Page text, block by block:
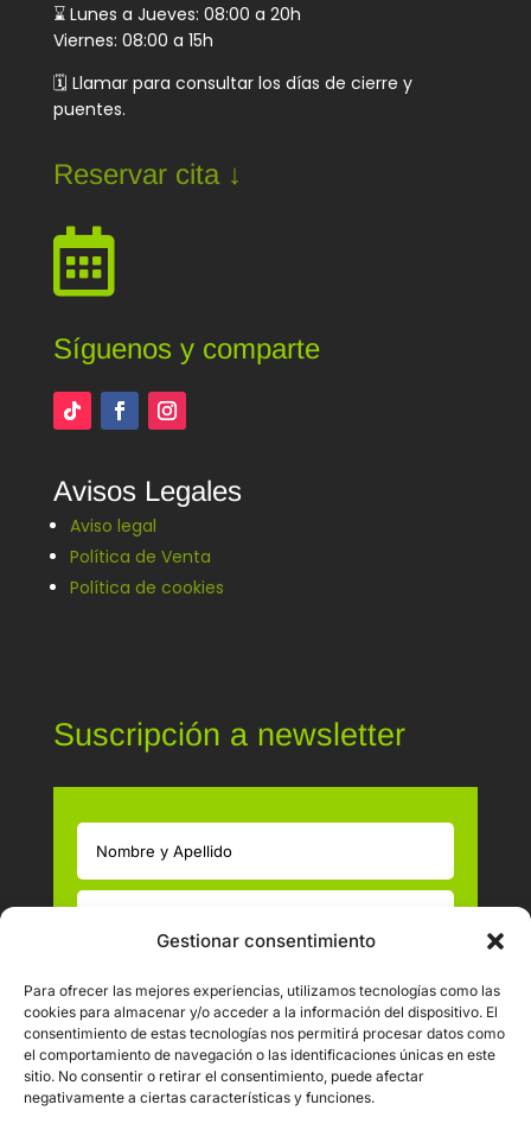
Gestionar consentimiento
Para ofrecer las mejores experiencias, utilizamos tecnologías como las
cookies para almacenar y/o acceder a la información del dispositivo. El
consentimiento de estas tecnologías nos permitirá procesar datos como
el comportamiento de navegación o las identificaciones únicas en este
sitio. No consentir o retirar el consentimiento, puede afectar
negativamente a ciertas características y funciones.
⌛ Lunes a Jueves: 08:00 a 20h
Viernes: 08:00 a 15h
🗓️ Llamar para consultar los días de cierre y
puentes.
Reservar cita ↓

Síguenos y comparte
Avisos Legales
Aviso legal
Política de Venta
Política de cookies
Suscripción a newsletter
He leído y acepto las Políticas de Privacidad
5 + 5=